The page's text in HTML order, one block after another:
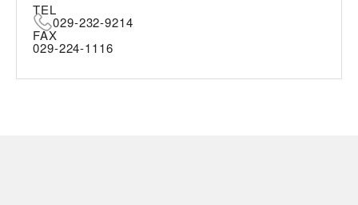
TEL
029-232-9214
FAX
029-224-1116